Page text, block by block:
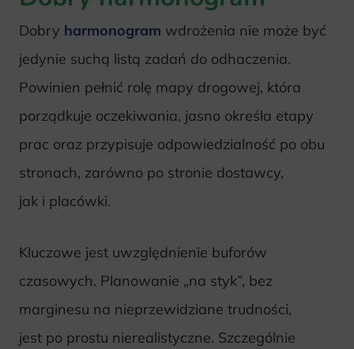
Dobry harmonogram wdrożenia nie może być
jedynie suchą listą zadań do odhaczenia.
Powinien pełnić rolę mapy drogowej, która
porządkuje oczekiwania, jasno określa etapy
prac oraz przypisuje odpowiedzialność po obu
stronach, zarówno po stronie dostawcy,
jak i placówki.
Kluczowe jest uwzględnienie buforów
czasowych. Planowanie „na styk”, bez
marginesu na nieprzewidziane trudności,
jest po prostu nierealistyczne. Szczególnie